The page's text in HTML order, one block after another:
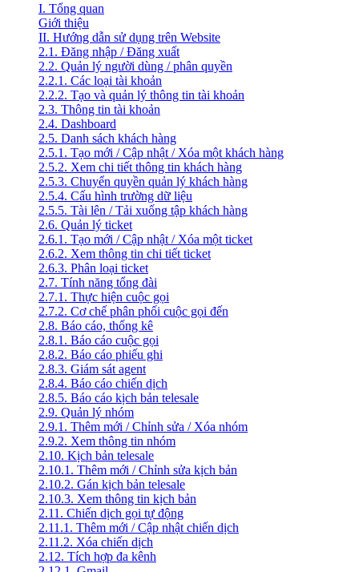
I. Tổng quan
Giới thiệu
II. Hướng dẫn sử dụng trên Website
2.1. Đăng nhập / Đăng xuất
2.2. Quản lý người dùng / phân quyền
2.2.1. Các loại tài khoản
2.2.2. Tạo và quản lý thông tin tài khoản
2.3. Thông tin tài khoản
2.4. Dashboard
2.5. Danh sách khách hàng
2.5.1. Tạo mới / Cập nhật / Xóa một khách hàng
2.5.2. Xem chi tiết thông tin khách hàng
2.5.3. Chuyển quyền quản lý khách hàng
2.5.4. Cấu hình trường dữ liệu
2.5.5. Tài lên / Tải xuống tập khách hàng
2.6. Quản lý ticket
2.6.1. Tạo mới / Cập nhật / Xóa một ticket
2.6.2. Xem thông tin chi tiết ticket
2.6.3. Phân loại ticket
2.7. Tính năng tổng đài
2.7.1. Thực hiện cuộc gọi
2.7.2. Cơ chế phân phối cuộc gọi đến
2.8. Báo cáo, thống kê
2.8.1. Báo cáo cuộc gọi
2.8.2. Báo cáo phiếu ghi
2.8.3. Giám sát agent
2.8.4. Báo cáo chiến dịch
2.8.5. Báo cáo kịch bản telesale
2.9. Quản lý nhóm
2.9.1. Thêm mới / Chỉnh sửa / Xóa nhóm
2.9.2. Xem thông tin nhóm
2.10. Kịch bản telesale
2.10.1. Thêm mới / Chỉnh sửa kịch bản
2.10.2. Gán kịch bản telesale
2.10.3. Xem thông tin kịch bản
2.11. Chiến dịch gọi tự động
2.11.1. Thêm mới / Cập nhật chiến dịch
2.11.2. Xóa chiến dịch
2.12. Tích hợp đa kênh